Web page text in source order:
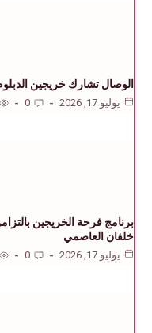
الوصال تشارك خريجين
يوليو 17, 2026 0
برنامج فرحة الخريجين
خلفان العاصمي
يوليو 17, 2026 0